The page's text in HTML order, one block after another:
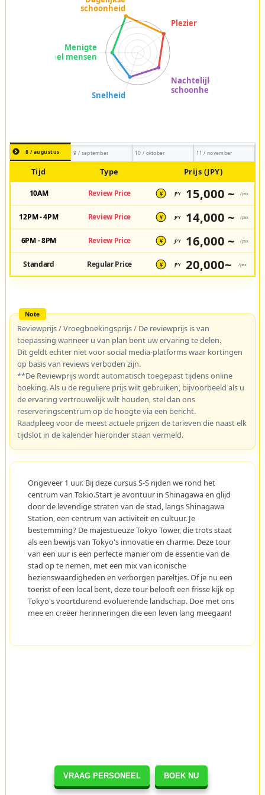
VRAAG PERSONEEL BOEK NU
8 / augustus 9 / september 10 / oktober 11 / november
Tijd Type Prijs (JPY)
10AM Review Price ¥ JPY 15,000 ~ /pax
12PM - 4PM Review Price ¥ JPY 14,000 ~ /pax
6PM - 8PM Review Price ¥ JPY 16,000 ~ /pax
Standard Regular Price ¥ JPY 20,000~ /pax
Reviewprijs / Vroegboekingsprijs / De reviewprijs is van
toepassing wanneer u van plan bent uw ervaring te delen.
Dit geldt echter niet voor social media-platforms waar kortingen
op basis van reviews verboden zijn.
**De Reviewprijs wordt automatisch toegepast tijdens online
boeking. Als u de reguliere prijs wilt gebruiken, bijvoorbeeld als u
de ervaring vertrouwelijk wilt houden, stel dan ons
reserveringscentrum op de hoogte via een bericht.
Raadpleeg voor de meest actuele prijzen de tarieven die naast elk
tijdslot in de kalender hieronder staan vermeld.
Ongeveer 1 uur. Bij deze cursus S-S rijden we rond het
centrum van Tokio.Start je avontuur in Shinagawa en glijd
door de levendige straten van de stad, langs Shinagawa
Station, een centrum van activiteit en cultuur. Je
bestemming? De majestueuze Tokyo Tower, die trots staat
als een bewijs van Tokyo's innovatie en charme. Deze tour
van een uur is een perfecte manier om de essentie van de
stad op te nemen, met een mix van iconische
bezienswaardigheden en verborgen pareltjes. Of je nu een
toerist of een local bent, deze tour belooft een frisse kijk op
Tokyo's voortdurend evoluerende landschap. Doe met ons
mee en creëer herinneringen die een leven lang meegaan!